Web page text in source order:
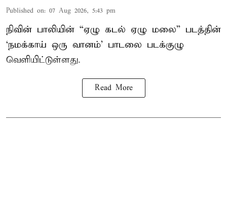
Published on: 07 Aug 2026, 5:43 pm
நிவின் பாலியின் “ஏழு கடல் ஏழு மலை” படத்தின்
‘நமக்காய் ஒரு வானம்’ பாடலை படக்குழு
வெளியிட்டுள்ளது.
Read More